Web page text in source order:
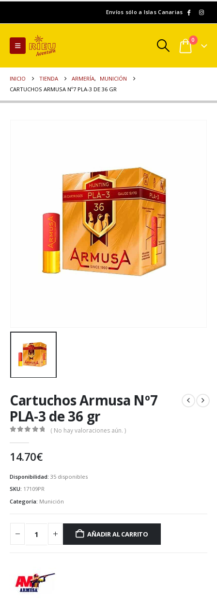
Envíos sólo a Islas Canarias
0
INICIO TIENDA ARMERÍA,
MUNICIÓN
CARTUCHOS ARMUSA Nº7 PLA-3 DE 36 GR
Cartuchos Armusa Nº7
PLA-3 de 36 gr
( No hay valoraciones aún. )
14.70€
Disponibilidad: 35 disponibles
SKU: 17109PR
Categoría: Munición
AÑADIR AL CARRITO